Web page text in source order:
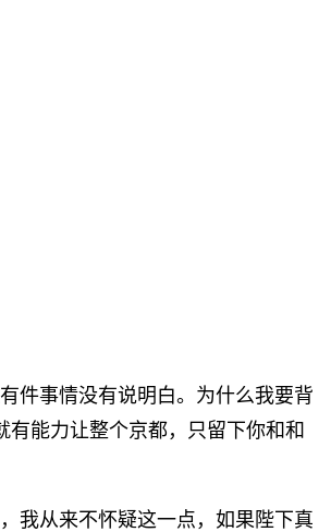
件事情没有说明白。为什么我要背
有能力让整个京都，只留下你和和
我从来不怀疑这一点，如果陛下真